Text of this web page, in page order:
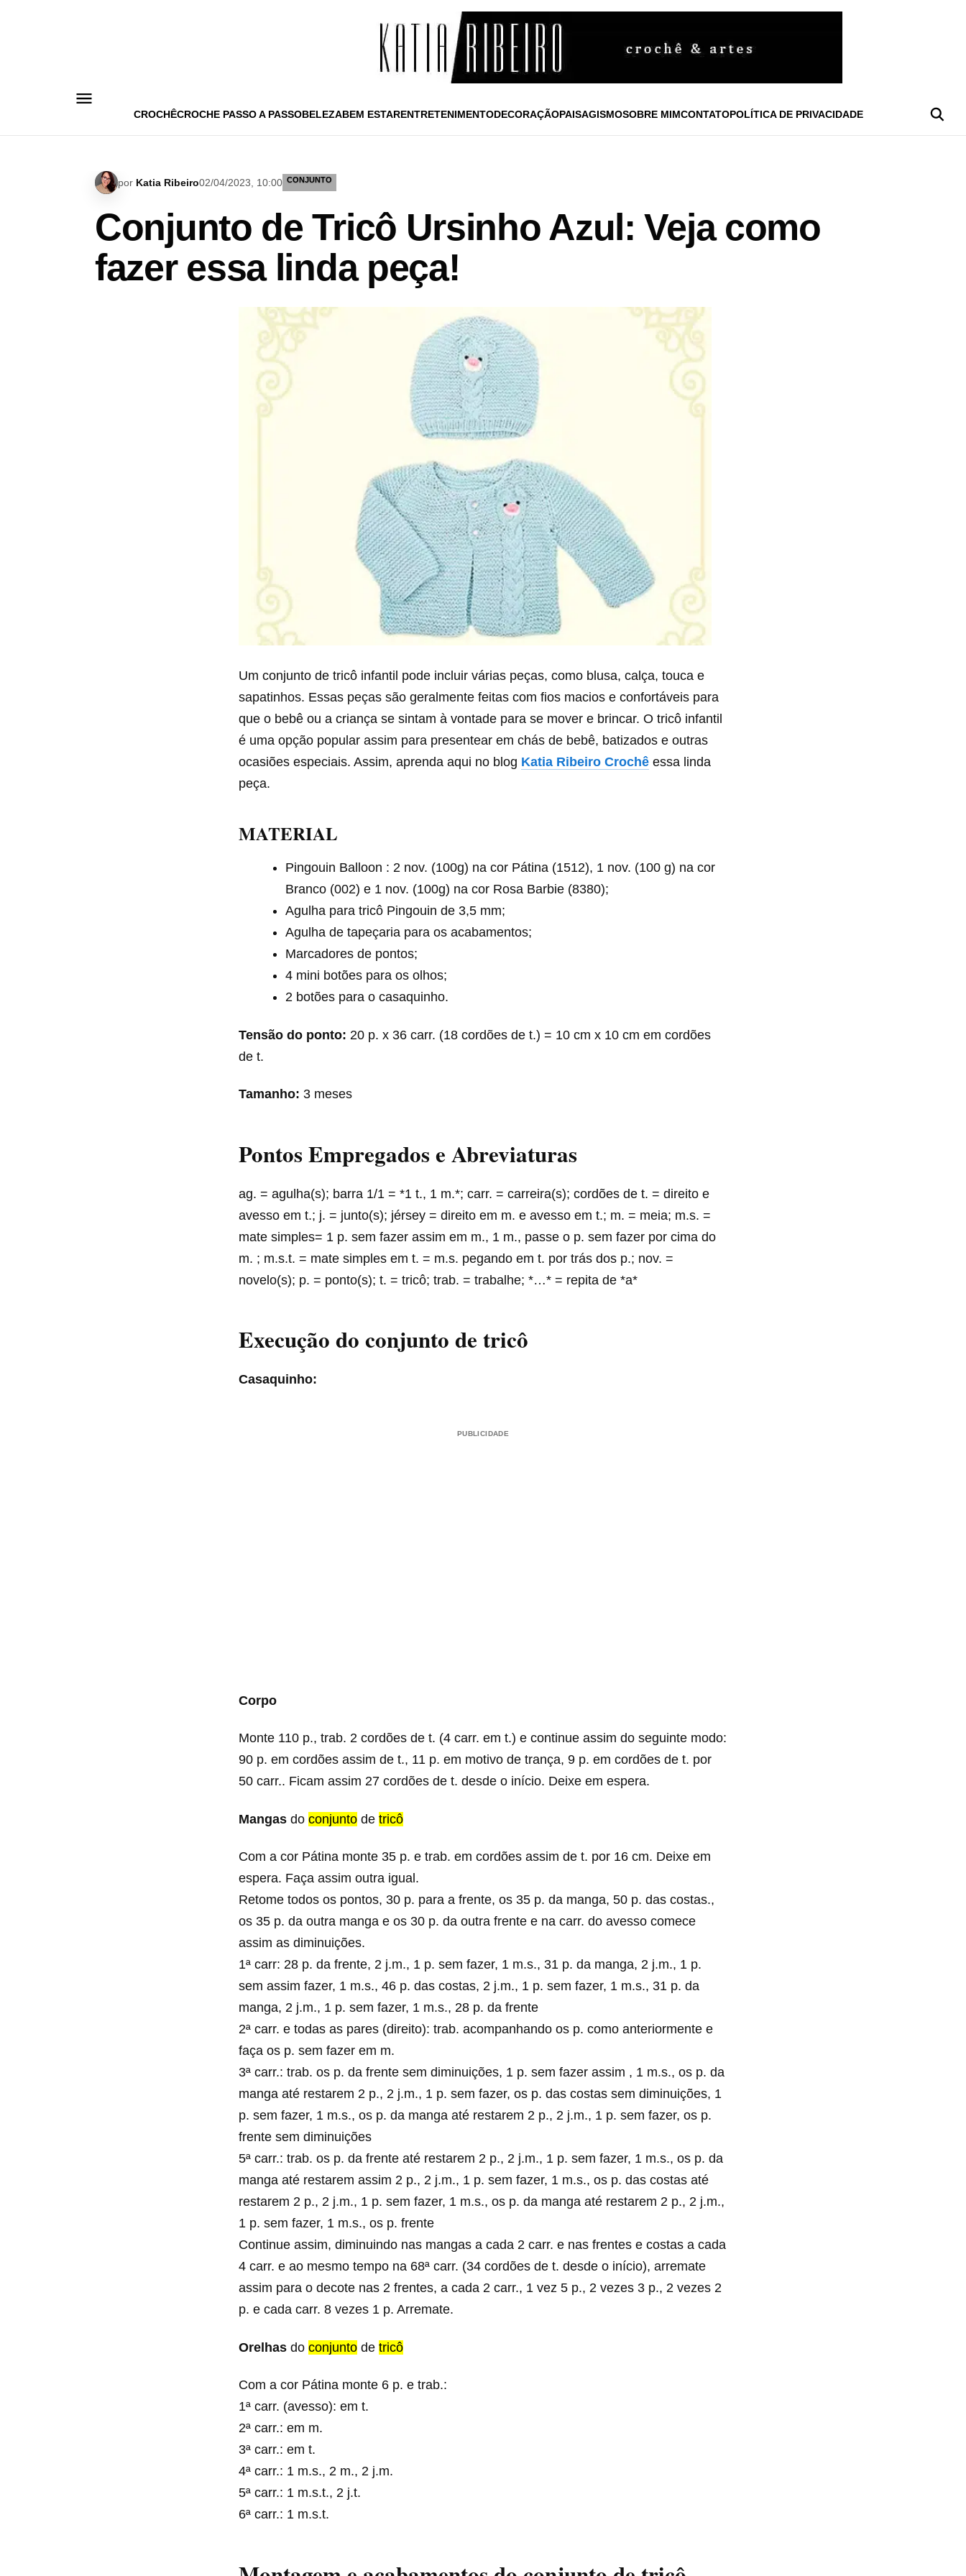
CROCHÊCROCHE PASSO A PASSOBELEZABEM ESTARENTRETENIMENTODECORAÇÃOPAISAGISMOSOBRE MIMCONTATOPOLÍTICA DE PRIVACIDADE
por Katia Ribeiro02/04/2023, 10:00 CONJUNTO
Conjunto de Tricô Ursinho Azul: Veja como
fazer essa linda peça!
Um conjunto de tricô infantil pode incluir várias peças, como blusa, calça, touca e
sapatinhos. Essas peças são geralmente feitas com fios macios e confortáveis para
que o bebê ou a criança se sintam à vontade para se mover e brincar. O tricô infantil
é uma opção popular assim para presentear em chás de bebê, batizados e outras
ocasiões especiais. Assim, aprenda aqui no blog Katia Ribeiro Crochê essa linda
peça.
MATERIAL
Pingouin Balloon : 2 nov. (100g) na cor Pátina (1512), 1 nov. (100 g) na cor
Branco (002) e 1 nov. (100g) na cor Rosa Barbie (8380);
Agulha para tricô Pingouin de 3,5 mm;
Agulha de tapeçaria para os acabamentos;
Marcadores de pontos;
4 mini botões para os olhos;
2 botões para o casaquinho.
Tensão do ponto: 20 p. x 36 carr. (18 cordões de t.) = 10 cm x 10 cm em cordões
de t.
Tamanho: 3 meses
Pontos Empregados e Abreviaturas
ag. = agulha(s); barra 1/1 = *1 t., 1 m.*; carr. = carreira(s); cordões de t. = direito e
avesso em t.; j. = junto(s); jérsey = direito em m. e avesso em t.; m. = meia; m.s. =
mate simples= 1 p. sem fazer assim em m., 1 m., passe o p. sem fazer por cima do
m. ; m.s.t. = mate simples em t. = m.s. pegando em t. por trás dos p.; nov. =
novelo(s); p. = ponto(s); t. = tricô; trab. = trabalhe; *…* = repita de *a*
Execuçãodo conjunto de tricô
Casaquinho:
PUBLICIDADE
Corpo
Monte 110 p., trab. 2 cordões de t. (4 carr. em t.) e continue assim do seguinte modo:
90 p. em cordões assim de t., 11 p. em motivo de trança, 9 p. em cordões de t. por
50 carr.. Ficam assim 27 cordões de t. desde o início. Deixe em espera.
Mangas do conjunto de tricô
Com a cor Pátina monte 35 p. e trab. em cordões assim de t. por 16 cm. Deixe em
espera. Faça assim outra igual.
Retome todos os pontos, 30 p. para a frente, os 35 p. da manga, 50 p. das costas.,
os 35 p. da outra manga e os 30 p. da outra frente e na carr. do avesso comece
assim as diminuições.
1ª carr: 28 p. da frente, 2 j.m., 1 p. sem fazer, 1 m.s., 31 p. da manga, 2 j.m., 1 p.
sem assim fazer, 1 m.s., 46 p. das costas, 2 j.m., 1 p. sem fazer, 1 m.s., 31 p. da
manga, 2 j.m., 1 p. sem fazer, 1 m.s., 28 p. da frente
2ª carr. e todas as pares (direito): trab. acompanhando os p. como anteriormente e
faça os p. sem fazer em m.
3ª carr.: trab. os p. da frente sem diminuições, 1 p. sem fazer assim , 1 m.s., os p. da
manga até restarem 2 p., 2 j.m., 1 p. sem fazer, os p. das costas sem diminuições, 1
p. sem fazer, 1 m.s., os p. da manga até restarem 2 p., 2 j.m., 1 p. sem fazer, os p.
frente sem diminuições
5ª carr.: trab. os p. da frente até restarem 2 p., 2 j.m., 1 p. sem fazer, 1 m.s., os p. da
manga até restarem assim 2 p., 2 j.m., 1 p. sem fazer, 1 m.s., os p. das costas até
restarem 2 p., 2 j.m., 1 p. sem fazer, 1 m.s., os p. da manga até restarem 2 p., 2 j.m.,
1 p. sem fazer, 1 m.s., os p. frente
Continue assim, diminuindo nas mangas a cada 2 carr. e nas frentes e costas a cada
4 carr. e ao mesmo tempo na 68ª carr. (34 cordões de t. desde o início), arremate
assim para o decote nas 2 frentes, a cada 2 carr., 1 vez 5 p., 2 vezes 3 p., 2 vezes 2
p. e cada carr. 8 vezes 1 p. Arremate.
Orelhas do conjunto de tricô
Com a cor Pátina monte 6 p. e trab.:
1ª carr. (avesso): em t.
2ª carr.: em m.
3ª carr.: em t.
4ª carr.: 1 m.s., 2 m., 2 j.m.
5ª carr.: 1 m.s.t., 2 j.t.
6ª carr.: 1 m.s.t.